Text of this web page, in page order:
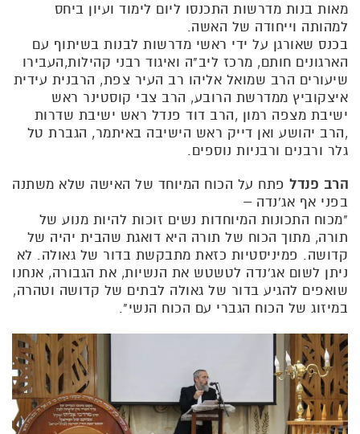
מאות בנות מדרשות התכנסו ליום לימוד ועיון ביחס
למהותה וייחודה של האשה.
בכנס שאורגן על ידי ראשי מדרשות לבנות בשיתוף עם
הארגונים חותם, מרכז ליב"ה ואיגוד רבני קהילות,העבירו
שיעורים הרב שמואל אליהו רב העיר צפת, הרבנית עידית
איצקוביץ ממדרשת הרובע, הרב צבי קוסטינר ראש
ישיבת מצפה רמון ,הרב דוד פנדל ראש ישיבת שדרות
,הרב יהושע ואן דייק ראש הישיבה באיתמר, הגברת טל
גלר ורבנים ורבניות נוספים.
הרב פנדל פתח על הכוח המיוחד של האישה שלא משתנה
בפני אף אג'נדה –
"מכוח התכונות המיוחדות נשים זוכות להיות מנוע של
תורה, מתוך הכוח של תורה היא דואגת שהבית יהיה של
קדושה. פמיניסטיות כזאת מתבקשת בדור של גאולה. לא
ניתן לשום אג'נדה לטשטש את הנשיות, את הגבורה, אנחנו
שואפים להגיע בדור של גאולה לבתים של קדושה וטהרה,
במיזוג של הכוח הגברי עם הכוח הנשי".